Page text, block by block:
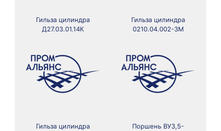
Гильза цилиндра
Д27.03.01.14К
Гильза цилиндра
0210.04.002-3М
Гильза цилиндра
Поршень ВУ3,5-